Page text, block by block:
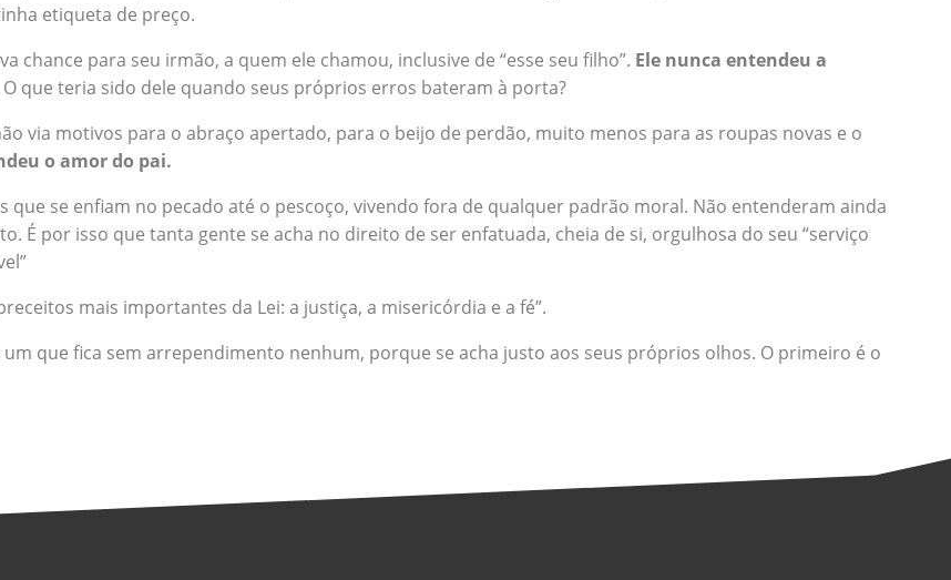
etiqueta de preço.
chance para seu irmão, a quem ele chamou, inclusive de “esse seu filho”. Ele nunca entendeu a
O que teria sido dele quando seus próprios erros bateram à porta?
via motivos para o abraço apertado, para o beijo de perdão, muito menos para as roupas novas e o
o amor do pai.
se enfiam no pecado até o pescoço, vivendo fora de qualquer padrão moral. Não entenderam ainda
É por isso que tanta gente se acha no direito de ser enfatuada, cheia de si, orgulhosa do seu “serviço
mais importantes da Lei: a justiça, a misericórdia e a fé”.
que fica sem arrependimento nenhum, porque se acha justo aos seus próprios olhos. O primeiro é o